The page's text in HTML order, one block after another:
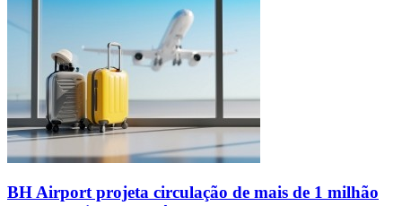
BH Airport projeta circulação de mais de 1 milhão